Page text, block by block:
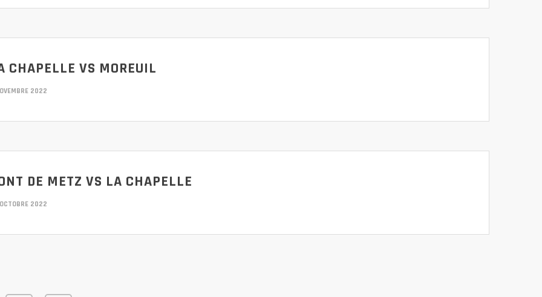
CHAPELLE VS MOREUIL
2022
DE METZ VS LA CHAPELLE
2022